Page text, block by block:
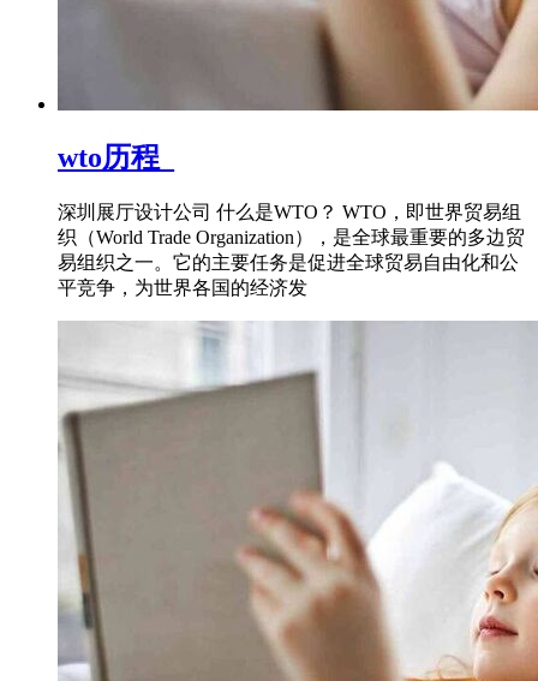
wto历程_
深圳展厅设计公司 什么是WTO？ WTO，即世界贸易组
织（World Trade Organization），是全球最重要的多边贸
易组织之一。它的主要任务是促进全球贸易自由化和公
平竞争，为世界各国的经济发